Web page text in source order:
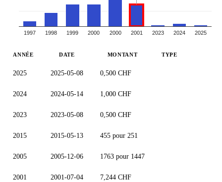
1997 1998 1999 2000 2000 2001 2023 2024 2025
ANNÉE DATE MONTANT TYPE
2025 2025-05-08 0,500 CHF
2024 2024-05-14 1,000 CHF
2023 2023-05-08 0,500 CHF
2015 2015-05-13 455 pour 251
2005 2005-12-06 1763 pour 1447
2001 2001-07-04 7,244 CHF